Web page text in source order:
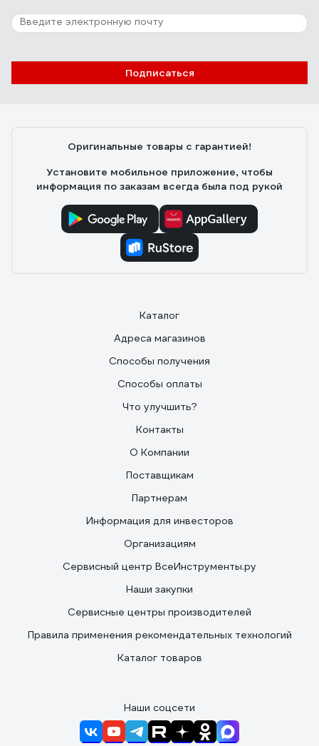
Подписаться
Оригинальные товары с гарантией!
Установите мобильное приложение, чтобы
информация по заказам всегда была под рукой
Каталог
Адреса магазинов
Способы получения
Способы оплаты
Что улучшить?
Контакты
О Компании
Поставщикам
Партнерам
Информация для инвесторов
Организациям
Сервисный центр ВсеИнструменты.ру
Наши закупки
Сервисные центры производителей
Правила применения рекомендательных технологий
Каталог товаров
Наши соцсети